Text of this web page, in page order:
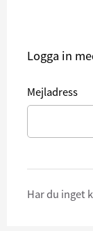
Logga in
Mejladress
Har du inget